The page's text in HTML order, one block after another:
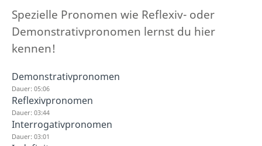
Spezielle Pronomen wie Reflexiv- oder
Demonstrativpronomen lernst du hier
kennen!
Demonstrativpronomen
Dauer: 05:06
Reflexivpronomen
Dauer: 03:44
Interrogativpronomen
Dauer: 03:01